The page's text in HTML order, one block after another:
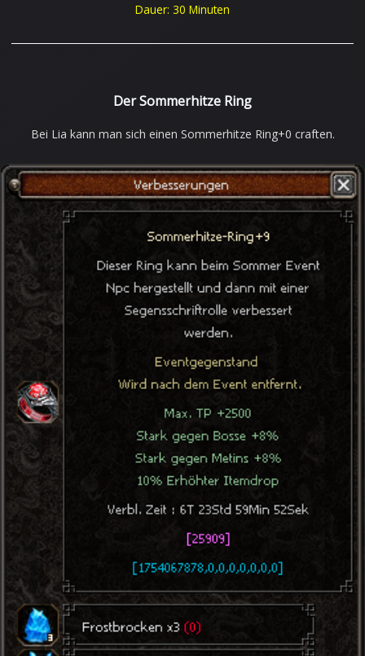
Dauer: 30 Minuten
Der Sommerhitze Ring
Bei Lia kann man sich einen Sommerhitze Ring+0 craften.